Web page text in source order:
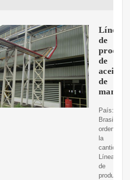
Línea
de
de
aceite
de
maní
País:
Brasil.
ordene
la
cantidad:
Línea
de
producción